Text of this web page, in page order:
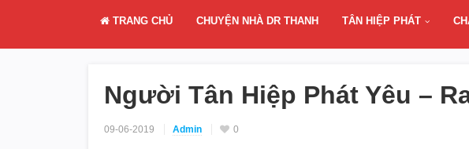
TRANG CHỦ CHUYỆN NHÀ DR THANH TÂN HIỆP PHÁT
Người Tân Hiệp Phát Yêu –
09-06-2019 Admin 0